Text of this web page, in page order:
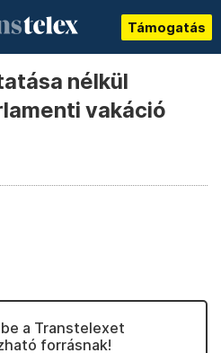
Támogatás
nélkül
vakáció
a Transtelexet
forrásnak!